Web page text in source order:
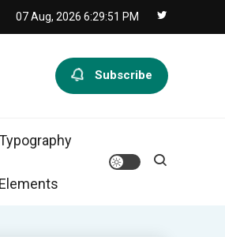
07 Aug, 2026 6:29:51 PM
Subscribe
Elements